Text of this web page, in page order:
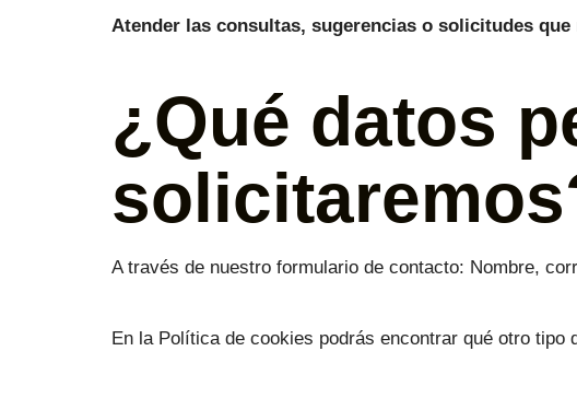
Atender las consultas, sugerencias o solicitudes que
¿Qué datos
A través de nuestro formulario de contacto: Nombre,
En la Política de cookies podrás encontrar qué otro